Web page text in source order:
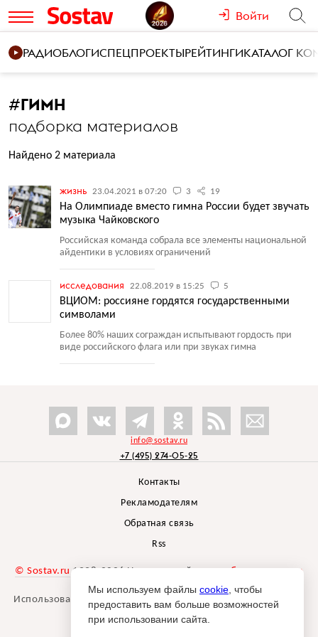
Войти
РАДИОБЛОГИСПЕЦПРОЕКТЫРЕЙТИНГИКАТАЛОГ
#ГИМН
подборка материалов
Найдено 2 материала
жизнь 23.04.2021 в 07:20 3 19
На Олимпиаде вместо гимна России будет звучать
музыка Чайковского
Российская команда собрала все элементы национальной
айдентики в условиях ограничений
исследования 22.08.2019 в 15:25 5
ВЦИОМ: россияне гордятся государственными
символами
Более 80% наших сограждан испытывают гордость при
виде российского флага или при звуках гимна
info@sostav.ru
+7 (495) 274-05-25
Контакты
Рекламодателям
Обратная связь
Rss
© Sostav.ru 1998-2026 Независимый проектбрендингового
агентства Depot
Использование материалов Sostav.ru допустимо только при
указании источника.
Мы используем файлы cookie , чтобы
предоставить вам больше возможностей
при использовании сайта.